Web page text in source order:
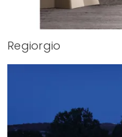
Regiorgio